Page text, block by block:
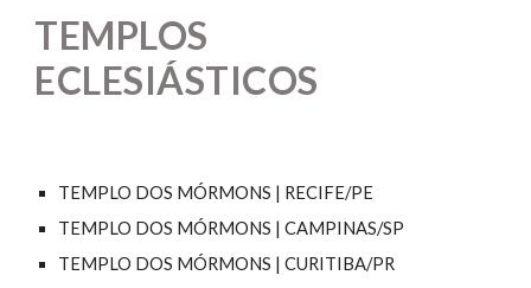
TEMPLOS
ECLESIÁSTICOS
TEMPLO DOS MÓRMONS | RECIFE/PE
TEMPLO DOS MÓRMONS | CAMPINAS/SP
TEMPLO DOS MÓRMONS | CURITIBA/PR